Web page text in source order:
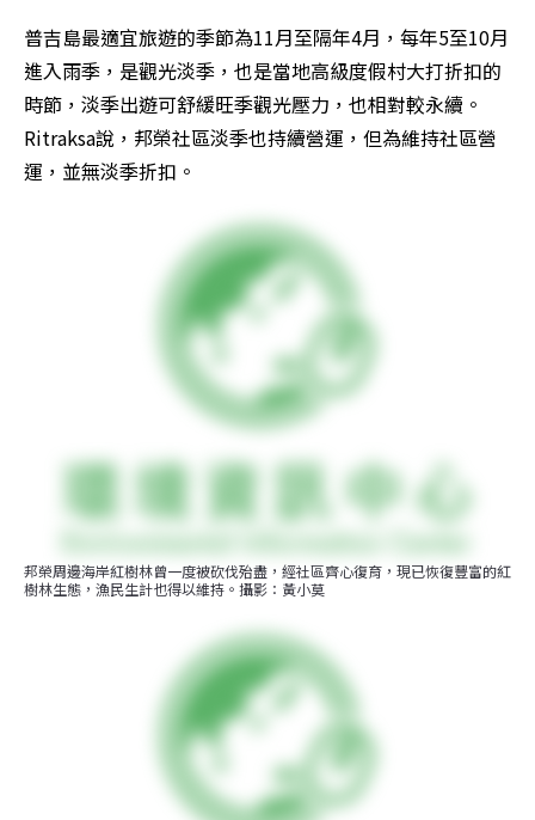
普吉島最適宜旅遊的季節為11月至隔年4月，每年5至10月
進入雨季，是觀光淡季，也是當地高級度假村大打折扣的
時節，淡季出遊可舒緩旺季觀光壓力，也相對較永續。
Ritraksa說，邦榮社區淡季也持續營運，但為維持社區營
運，並無淡季折扣。
邦榮周邊海岸紅樹林曾一度被砍伐殆盡，經社區齊心復育，現已恢復豐富的紅
樹林生態，漁民生計也得以維持。攝影：黃小莫